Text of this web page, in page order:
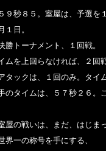
９秒８５。室屋は、予選を
１日。
勝トーナメント、１回戦。
ムを上回らなければ、２回
タックは、１回のみ。タイ
のタイムは、５７秒２６。
屋の戦いは、まだ、はじま
界一の称号を手にする、